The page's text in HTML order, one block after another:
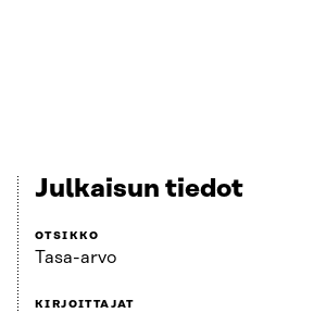
Julkaisun tiedot
OTSIKKO
Tasa-arvo
KIRJOITTAJAT